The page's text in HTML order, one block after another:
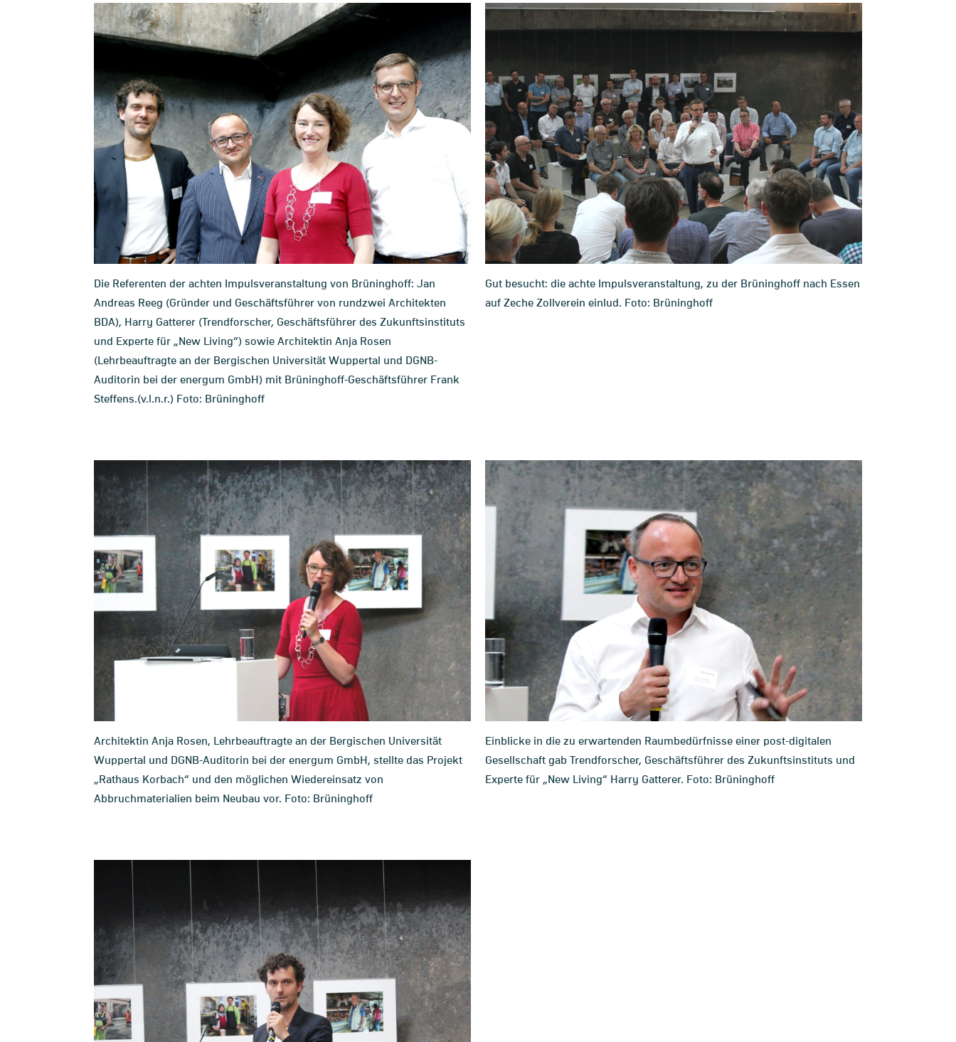
Die Referenten der achten Impulsveranstaltung von Brüninghoff: Jan
Andreas Reeg (Gründer und Geschäftsführer von rundzwei Architekten
BDA), Harry Gatterer (Trendforscher, Geschäftsführer des Zukunftsinstituts
und Experte für „New Living“) sowie Architektin Anja Rosen
(Lehrbeauftragte an der Bergischen Universität Wuppertal und DGNB-
Auditorin bei der energum GmbH) mit Brüninghoff-Geschäftsführer Frank
Steffens.(v.l.n.r.) Foto: Brüninghoff
Gut besucht: die achte Impulsveranstaltung, zu der Brüninghoff nach Essen
auf Zeche Zollverein einlud. Foto: Brüninghoff
Architektin Anja Rosen, Lehrbeauftragte an der Bergischen Universität
Wuppertal und DGNB-Auditorin bei der energum GmbH, stellte das Projekt
„Rathaus Korbach“ und den möglichen Wiedereinsatz von
Abbruchmaterialien beim Neubau vor. Foto: Brüninghoff
Einblicke in die zu erwartenden Raumbedürfnisse einer post-digitalen
Gesellschaft gab Trendforscher, Geschäftsführer des Zukunftsinstituts und
Experte für „New Living“ Harry Gatterer. Foto: Brüninghoff